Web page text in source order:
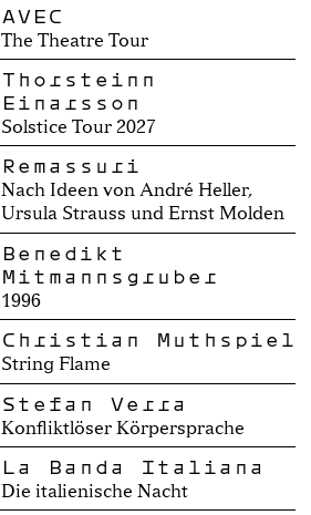
AVEC
The Theatre Tour
Thorsteinn
Einarsson
Solstice Tour 2027
Remassuri
Nach Ideen von André Heller,
Ursula Strauss und Ernst Molden
Benedikt
Mitmannsgruber
1996
Christian Muthspiel
String Flame
Stefan Verra
Konfliktlöser Körpersprache
La Banda Italiana
Die italienische Nacht